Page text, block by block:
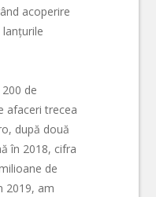
acoperire
de
afaceri trecea
după două
în 2018, cifra
de
2019, am